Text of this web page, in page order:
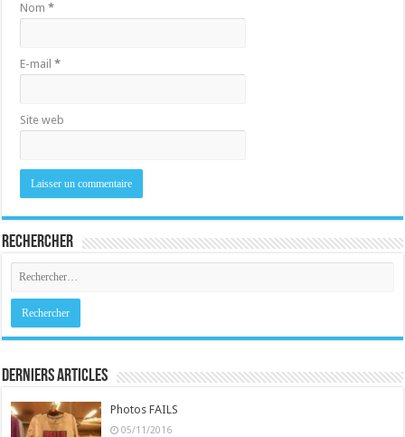
Nom*
E-mail*
Site web
Rechercher
Derniers Articles
Photos FAILS
05/11/2016